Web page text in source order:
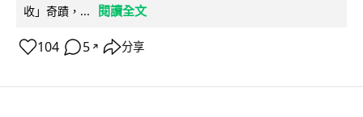
收」奇蹟，...
閱讀全文
104 5 ↗ 分享